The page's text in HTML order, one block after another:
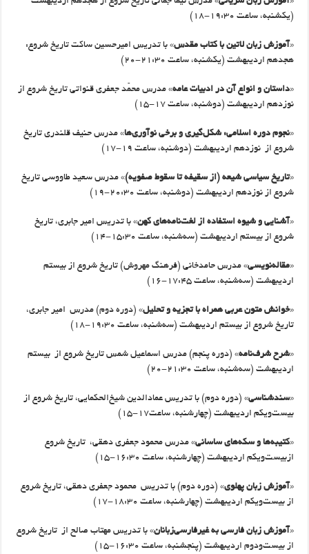
(یکشنبه، ساعت ۱۹:۳۰-۱۸)
«آموزش زبان لاتین با کتاب مقدس» با تدریس امیرحسین ساکت تاریخ شروع:
هجدهم اردیبهشت (یکشنبه، ساعت ۲۱:۳۰-۲۰)
«داستان و انواع آن در ادبیات عامه» مدرس محمّد جعفری قنواتی تاریخ شروع از
نوزدهم اردیبهشت (دوشنبه، ساعت ۱۷-۱۵)
«نجوم دوره اسلامی: شکل‌گیری و برخی نوآوری‌ها» مدرس حنیف قلندری تاریخ
شروع از نوزدهم اردیبهشت (دوشنبه، ساعت ۱۹-۱۷)
«تاریخ سیاسی شیعه (از سقیفه تا سقوط صفویه)» مدرس سعید طاووسی تاریخ
شروع از نوزدهم اردیبهشت (دوشنبه، ساعت ۲۰:۳۰-۱۹)
«آشنایی و شیوه استفاده از لغت‌نامه‌های کهن» با تدریس امیر جابری، تاریخ
شروع از بیستم اردیبهشت (سه‌شنبه، ساعت ۱۵:۳۰-۱۴)
«مقاله‌نویسی» مدرس حامدخانی (فرهنگ مهروش) تاریخ شروع از بیستم
اردیبهشت (سه‌شنبه، ساعت ۱۷:۴۵-۱۶)
«خوانش متون عربی همراه با تجزیه و تحلیل» (دوره دوم) مدرس امیر جابری،
تاریخ شروع از بیستم اردیبهشت (سه‌شنبه، ساعت ۱۹:۳۰-۱۸)
«شرح شرف‌نامه» (دوره پنجم) مدرس اسماعیل شمس تاریخ شروع از بیستم
اردیبهشت (سه‌شنبه، ساعت ۲۱:۳۰-۲۰)
«سندشناسی» (دوره دوم) با تدریس عمادالدین شیخ‌الحکمایی، تاریخ شروع از
بیست‌ویکم اردیبهشت (چهارشنبه، ساعت۱۷-۱۵)
«کتیبه‌ها و سکه‌های ساسانی» مدرس محمود جعفری دهقی، تاریخ شروع
ازبیست‌ویکم اردیبهشت (چهارشنبه، ساعت ۱۶:۳۰-۱۵)
«آموزش زبان پهلوی» (دوره دوم) با تدریس محمود جعفری دهقی، تاریخ شروع
از بیست‌ویکم اردیبهشت (چهارشنبه، ساعت ۱۸:۳۰-۱۷)
«آموزش زبان فارسی به غیرفارسی‌زبانان» با تدریس مهتاب صالح از تاریخ شروع
از بیست‌ودوم اردیبهشت (پنجشنبه، ساعت ۱۶:۳۰-۱۵)